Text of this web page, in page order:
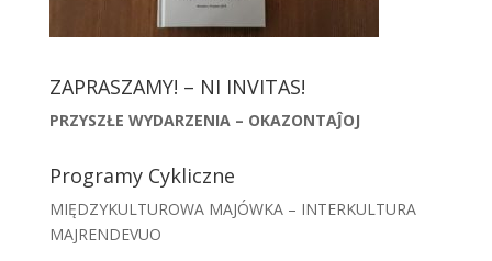
ZAPRASZAMY! – NI INVITAS!
PRZYSZŁE WYDARZENIA – OKAZONTAĴOJ
Programy Cykliczne
MIĘDZYKULTUROWA MAJÓWKA – INTERKULTURA
MAJRENDEVUO